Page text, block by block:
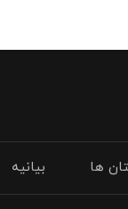
ها بیانیه